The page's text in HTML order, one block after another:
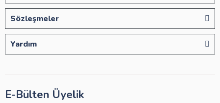
Sözleşmeler
Yardım
E-Bülten Üyelik